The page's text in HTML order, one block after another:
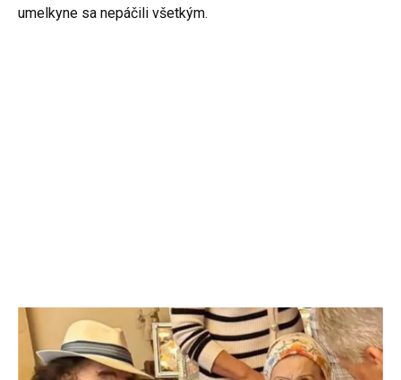
umelkyne sa nepáčili všetkým.